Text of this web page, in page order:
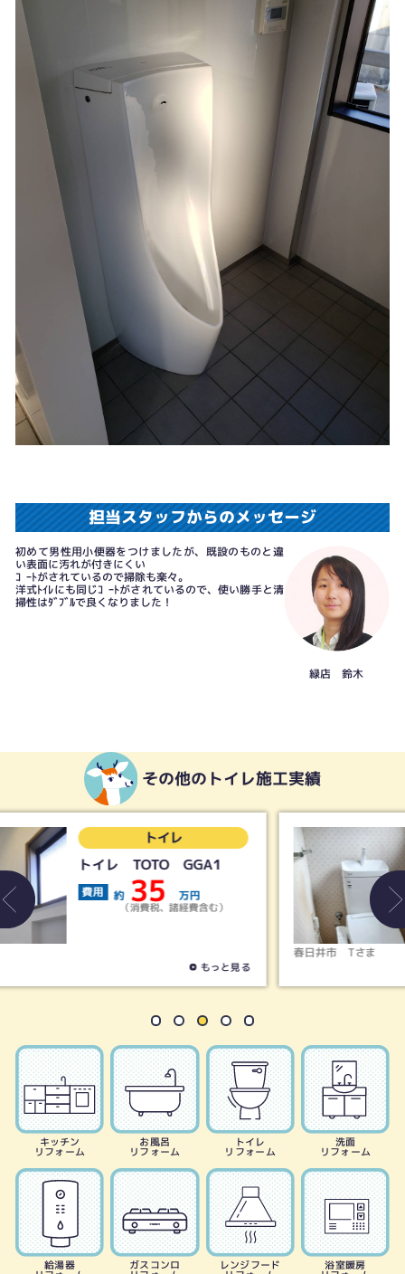
担当スタッフからのメッセージ
初めて男性用小便器をつけましたが、既設のものと違
い表面に汚れが付きにくい
ｺｰﾄがされているので掃除も楽々。
洋式ﾄｲﾚにも同じｺｰﾄがされているので、使い勝手と清
掃性はﾀﾞﾌﾞﾙで良くなりました！
緑店 鈴木
その他のトイレ施工実績
トイレ
LIXIL／アメージュ便器リ
トイレ＋シャワートイレKB
費用 万円
（消費税、諸経費含む）
キッチン
リフォーム
お風呂
リフォーム
トイレ
リフォーム
洗面
リフォーム
給湯器 ガスコンロ レンジフード 浴室暖房